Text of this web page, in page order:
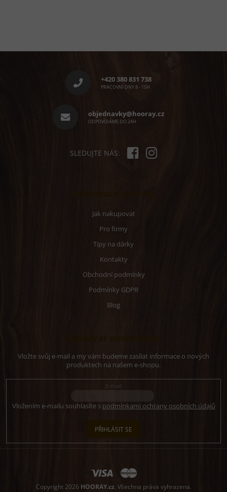
Z
+420 380 831 738
PRACOVNÍ DNY 8 - 15H
objednavky@hooray.cz
ODPOVÍDÁME DO 24H
SLEDUJTE NÁS:
Jak nakupovat
Pro firmy
Tipy na dárky
Kontakty
Obchodní podmínky
Podmínky GDPR
Blog
Vložte svůj e-mail a my vám budeme zasílat informace o nových
produktech na našem e-shopu.
E-mail
Vložením e-mailu souhlasíte s podmínkami ochrany osobních údajů
PŘIHLÁSIT SE
Copyright 2026 HOORAY.cz. Všechna práva vyhrazena.